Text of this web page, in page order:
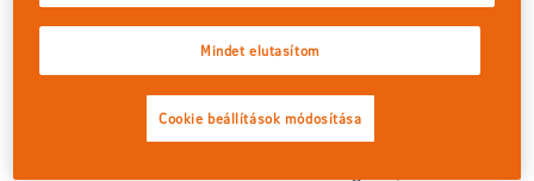
is.
Az infláció komoly kihívások elé állítja a
háztartásokat
Mindet elutasítom
Cookie beállítások módosítása